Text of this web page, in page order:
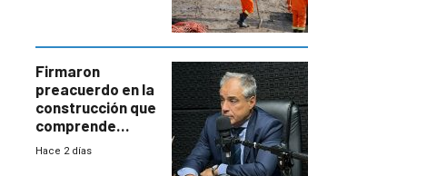
a revisar
proyectos
Firmaron
preacuerdo en la
construcción que
comprende
reducción
Hace 2 días